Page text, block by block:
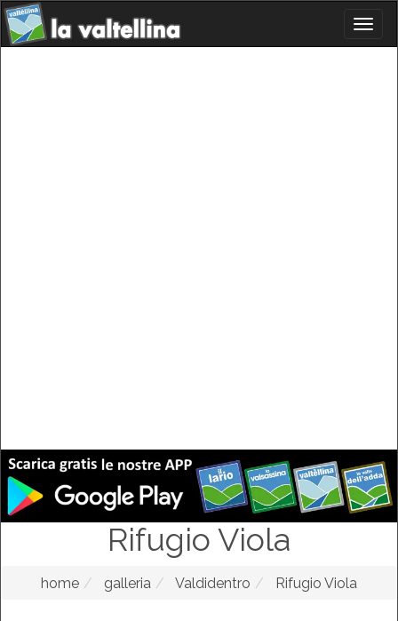
Rifugio Viola
home galleria Valdidentro Rifugio Viola